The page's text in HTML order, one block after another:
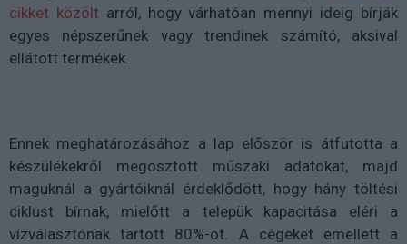
cikket közölt arról, hogy várhatóan mennyi ideig bírják
egyes népszerűnek vagy trendinek számító, aksival
ellátott termékek.
Ennek meghatározásához a lap először is átfutotta a
készülékekről megosztott műszaki adatokat, majd
maguknál a gyártóiknál érdeklődött, hogy hány töltési
ciklust bírnak, mielőtt a telepük kapacitása eléri a
vízválasztónak tartott 80%-ot. A cégeket emellett a